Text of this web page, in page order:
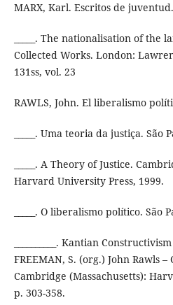
MARX, Karl. Escritos de
_____. The nationalisation of the
Collected Works. London:
131ss, vol. 23
RAWLS, John. El liberalismo
_____. Uma teoria da justiça.
_____. A Theory of Justice.
Harvard University Press, 1999.
_____. O liberalismo político. São
__________. Kantian
FREEMAN, S. (org.) John Rawls –
Cambridge (Massachusetts):
p. 303-358.